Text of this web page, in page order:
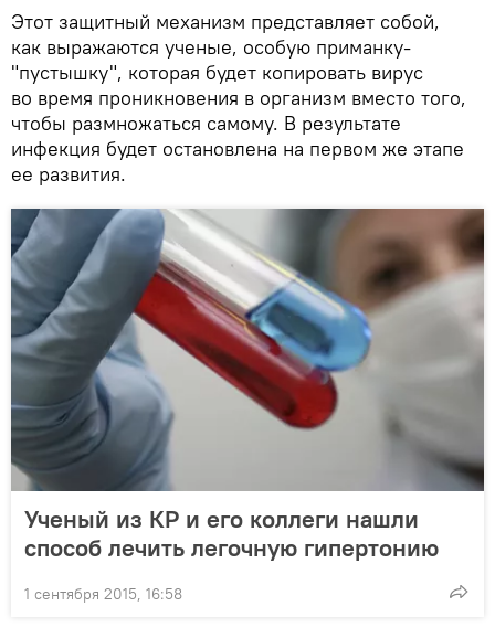
Этот защитный механизм представляет собой,
как выражаются ученые, особую приманку-
"пустышку", которая будет копировать вирус
во время проникновения в организм вместо того,
чтобы размножаться самому. В результате
инфекция будет остановлена на первом же этапе
ее развития.
Ученый из КР и его коллеги нашли
способ лечить легочную гипертонию
1 сентября 2015, 16:58